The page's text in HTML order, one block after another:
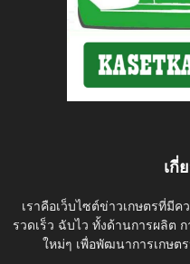
เกี่
เราคือเว็บไซต์ข่าวเกษตรที่มี
รวดเร็ว ฉับไว ทั้งด้านการผลิต
ใหม่ๆ เพื่อพัฒนาการเกษต